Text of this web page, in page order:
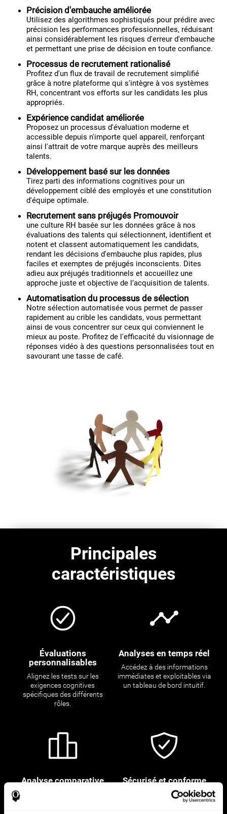
Précision d'embauche améliorée
Utilisez des algorithmes sophistiqués pour prédire avec
précision les performances professionnelles, réduisant
ainsi considérablement les risques d'erreur d'embauche
et permettant une prise de décision en toute confiance.
Processus de recrutement rationalisé
Profitez d'un flux de travail de recrutement simplifié
grâce à notre plateforme qui s'intègre à vos systèmes
RH, concentrant vos efforts sur les candidats les plus
appropriés.
Expérience candidat améliorée
Proposez un processus d'évaluation moderne et
accessible depuis n'importe quel appareil, renforçant
ainsi l'attrait de votre marque auprès des meilleurs
talents.
Développement basé sur les données
Tirez parti des informations cognitives pour un
développement ciblé des employés et une constitution
d'équipe optimale.
Recrutement sans préjugés Promouvoir
une culture RH basée sur les données grâce à nos
évaluations des talents qui sélectionnent, identifient et
notent et classent automatiquement les candidats,
rendant les décisions d'embauche plus rapides, plus
faciles et exemptes de préjugés inconscients. Dites
adieu aux préjugés traditionnels et accueillez une
approche juste et objective de l’acquisition de talents.
Automatisation du processus de sélection
Notre sélection automatisée vous permet de passer
rapidement au crible les candidats, vous permettant
ainsi de vous concentrer sur ceux qui conviennent le
mieux au poste. Profitez de l'efficacité du visionnage de
réponses vidéo à des questions personnalisées tout en
savourant une tasse de café.
Principales
caractéristiques
Évaluations
personnalisables
Alignez les tests sur les
exigences cognitives
spécifiques des différents
rôles.
Analyses en temps réel
Accédez à des informations
immédiates et exploitables via
un tableau de bord intuitif.
Analyse comparative
Sécurisé et conforme
Donnez la priorité à la
protection des données des